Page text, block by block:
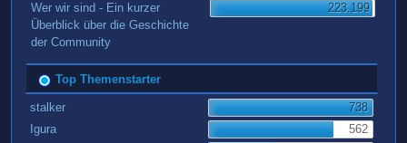
Wer wir sind - Ein kurzer
Überblick über die Geschichte
der Community
223.199
Top Themenstarter
stalker
738
Igura
562